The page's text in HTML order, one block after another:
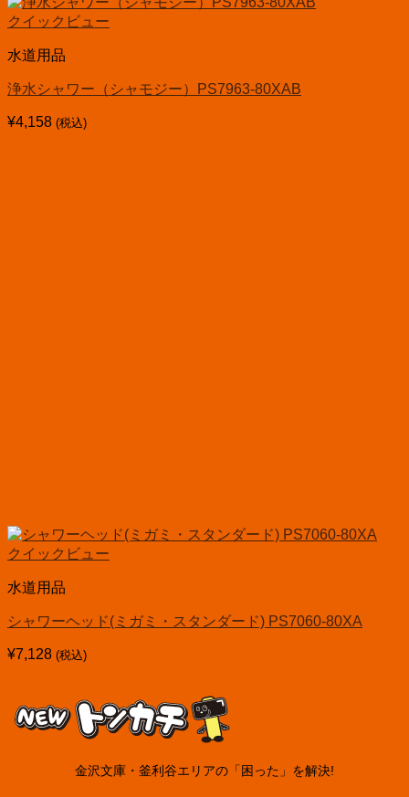
クイックビュー
水道用品
浄水シャワー（シャモジー）PS7963-80XAB
¥4,158 (税込)
クイックビュー
水道用品
シャワーヘッド(ミガミ・スタンダード) PS7060-80XA
¥7,128 (税込)
金沢文庫・釜利谷エリアの「困った」を解決!